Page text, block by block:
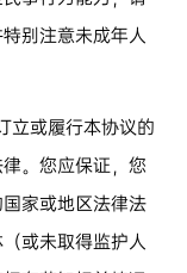
别注意未成年人
立或履行本协议的
。您应保证，您
家或地区法律法
或未取得监护人